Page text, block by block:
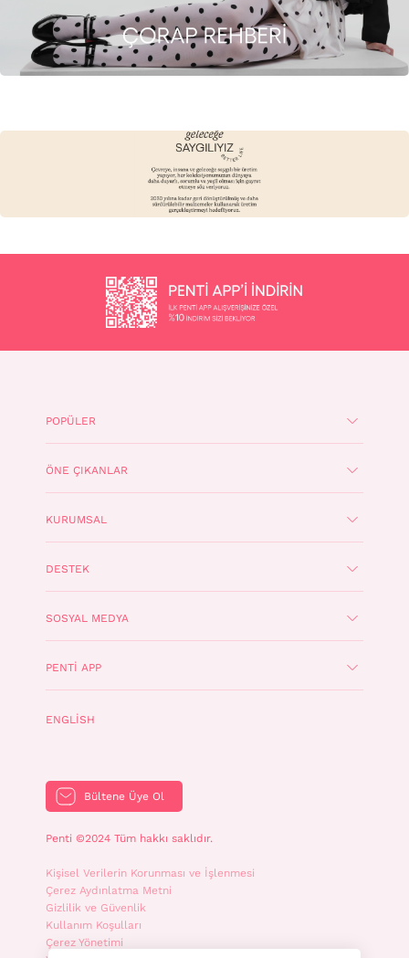
POPÜLER
ÖNE ÇIKANLAR
KURUMSAL
DESTEK
SOSYAL MEDYA
PENTI APP
ENGLISH
Bültene Üye Ol
Penti ©2024 Tüm hakkı saklıdır.
Kişisel Verilerin Korunması ve İşlenmesi
Çerez Aydınlatma Metni
Gizlilik ve Güvenlik
Kullanım Koşulları
Çerez Yönetimi